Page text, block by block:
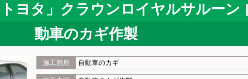
トヨタ」クラウンロイヤルサルーン
動車のカギ作製
施工箇所 自動車のカギ